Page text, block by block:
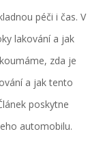
péči i čas. V
lakování a jak
zda je
a jak tento
poskytne
automobilu.